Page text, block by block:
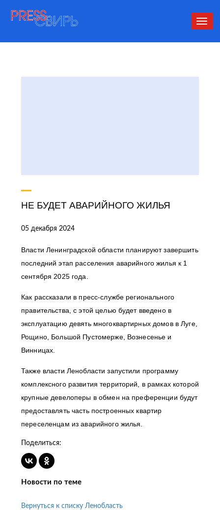
НЕ БУДЕТ АВАРИЙНОГО ЖИЛЬЯ
05 декабря 2024
Власти Ленинградской области планируют завершить
последний этап расселения аварийного жилья к 1
сентября 2025 года.
Как рассказали в пресс-службе регионального
правительства, с этой целью будет введено в
эксплуатацию девять многоквартирных домов в Луге,
Рощино, Большой Пустомерже, Вознесенье и
Винницах.
Также власти Ленобласти запустили программу
комплексного развития территорий, в рамках которой
крупные девелоперы в обмен на преференции будут
предоставлять часть построенных квартир
переселенцам из аварийного жилья.
Поделиться:
Новости по теме
Вернуться к списку Ленобласть